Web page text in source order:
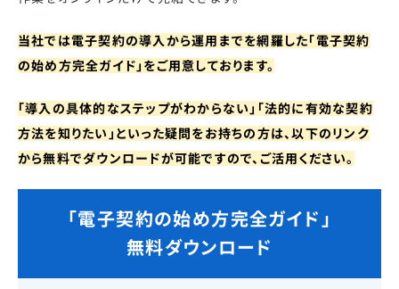
当社では電子契約の導入から運用までを網羅した「電子契約
の始め方完全ガイド」をご用意しております。
「導入の具体的なステップがわからない」「法的に有効な契約
方法を知りたい」といった疑問をお持ちの方は、以下のリンク
から無料でダウンロードが可能ですので、ご活用ください。
「電子契約の始め方完全ガイド」
無料ダウンロード